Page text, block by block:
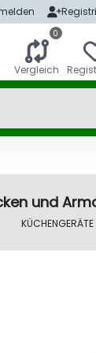
0
Vergleich
und
KÜCHENGERÄTE